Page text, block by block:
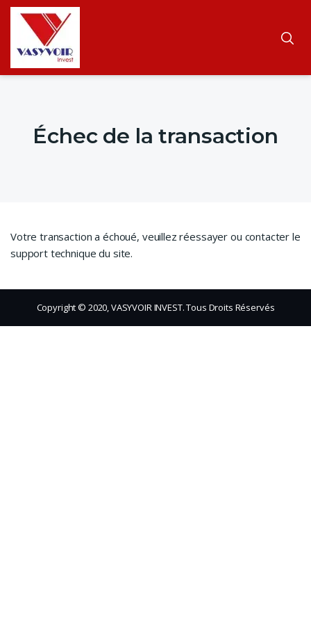
Échec de la transaction
Votre transaction a échoué, veuillez réessayer ou contacter le
support technique du site.
Copyright © 2020, VASYVOIR INVEST. Tous Droits Réservés